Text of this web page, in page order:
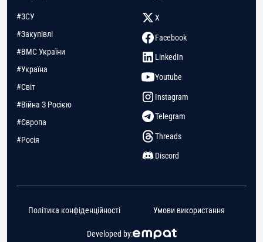
#ЗСУ
#Закупівлі
#ВМС України
#Україна
#Світ
#Війна З Росією
#Європа
#Росія
X
Facebook
LinkedIn
Youtube
Instagram
Telegram
Threads
Discord
Developed by:
Політика конфіденційності Умови використання